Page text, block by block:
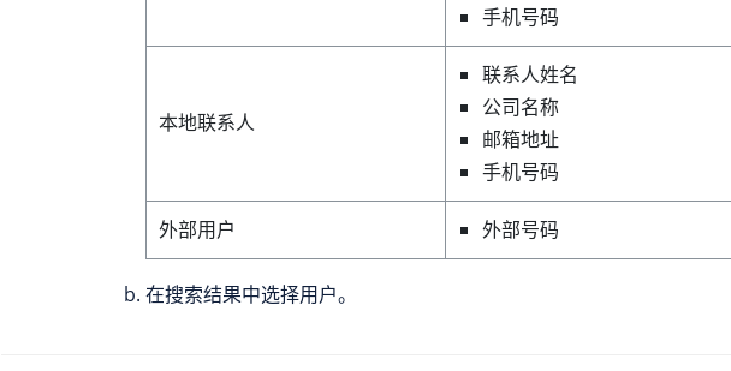
手机号码
本地联系人
联系人姓名
公司名称
邮箱地址
手机号码
外部用户 外部号码
在搜索结果中选择用户。